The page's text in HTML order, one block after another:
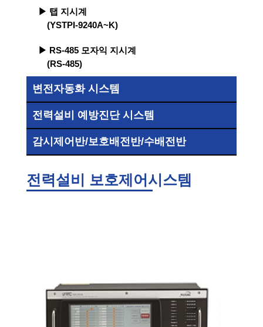
▶ 탭 지시계
(YSTPI-9240A~K)
▶ RS-485 모자익 지시계
(RS-485)
변전자동화 시스템
전력설비 예방진단 시스템
감시제어반/보호배전반/수배전반
전력설비 보호제어시스템